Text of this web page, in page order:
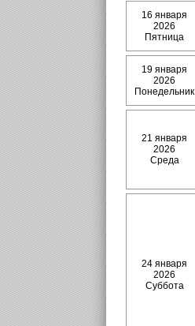
16 января
2026
Пятница
19 января
2026
Понедельник
21 января
2026
Среда
24 января
2026
Суббота